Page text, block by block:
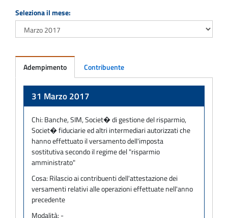
Seleziona il mese:
Adempimento Contribuente
31 Marzo 2017
Chi: Banche, SIM, Societ� di gestione del risparmio,
Societ� fiduciarie ed altri intermediari autorizzati che
hanno effettuato il versamento dell'imposta
sostitutiva secondo il regime del "risparmio
amministrato"
Cosa: Rilascio ai contribuenti dell'attestazione dei
versamenti relativi alle operazioni effettuate nell'anno
precedente
Modalità: -